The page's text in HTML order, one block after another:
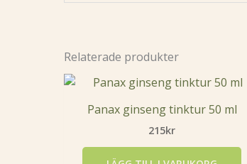
Relaterade produkter
Panax ginseng tinktur 50 ml
215kr